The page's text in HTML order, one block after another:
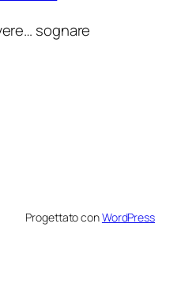
sognare
Progettato conWordPress